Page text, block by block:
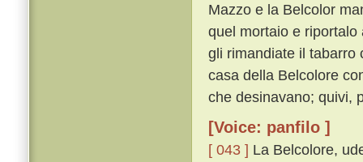
Mazzo e la Belcolor
quel mortaio e
gli rimandiate il tabarro
casa della Belcolore
che desinavano; quivi,
[Voice: panfilo ]
[ 043 ] La Belcolore,